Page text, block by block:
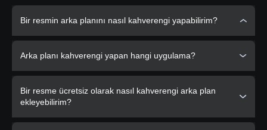
Bir resmin arka planını nasıl kahverengi yapabilirim?
dönüştürmek için Erase.bg'yi kullanın, gelişmiş fotoğraf
düzenleme aracımızla kolayca.
Arka planı kahverengi yapan hangi uygulama?
çözüm sunan Erase.bg uygulamasıdır, kullanıcı dostu ve
etkili bir çözüm sunar.
Bir resme ücretsiz olarak nasıl kahverengi arka plan
ekleyebilirim?